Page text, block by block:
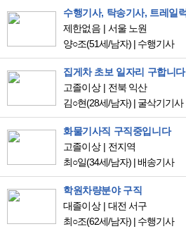
제한없음
서울 노원
양○조(51세/남자) | 수행기사
집게차 초보 일자리 구합니다
고졸이상
전북 익산
김○현(28세/남자) | 굴삭기기사
화물기사직 구직중입니다
고졸이상
전지역
최○일(34세/남자) |배송기사
학원차량분야 구직
대졸이상
대전 서구
최○조(62세/남자) | 수행기사